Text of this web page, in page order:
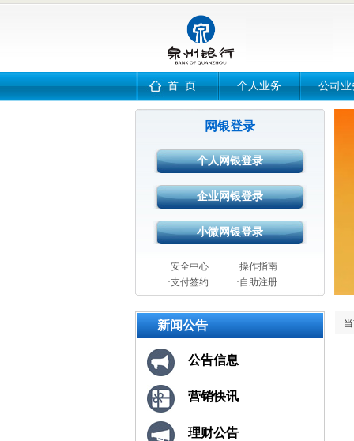
个人业务 公司业
首 页
网银登录
·安全中心
·操作指南
·支付签约
·自助注册
新闻公告
公告信息
营销快讯
理财公告